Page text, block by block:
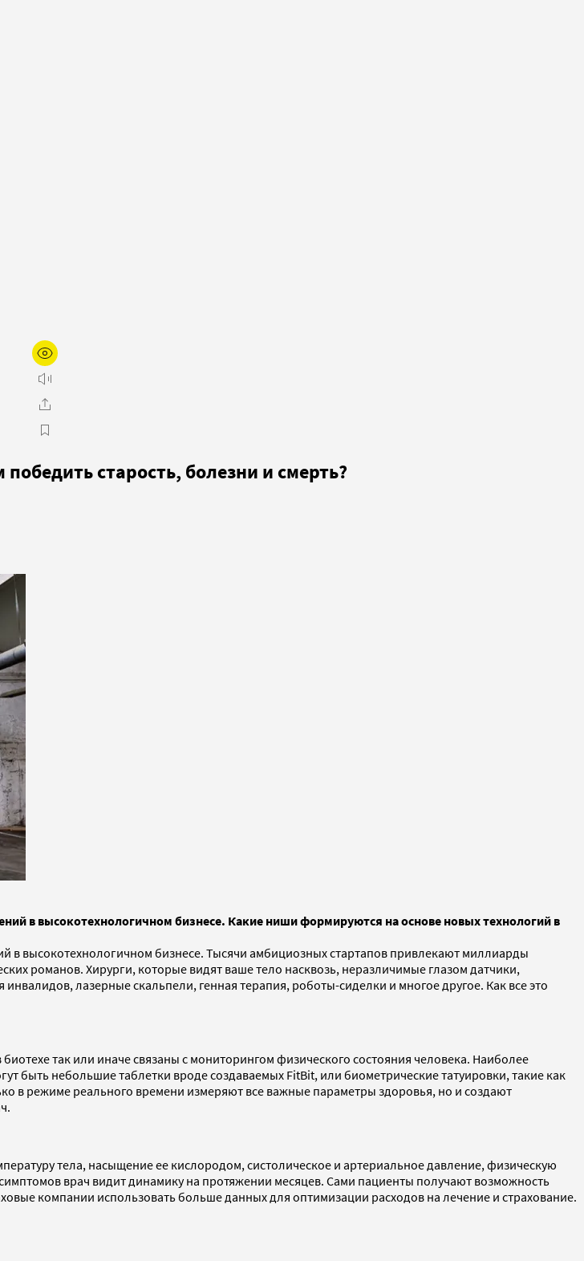
старость, болезни и смерть?
в высокотехнологичном бизнесе. Какие ниши формируются на основе новых технологий в
в высокотехнологичном бизнесе. Тысячи амбициозных стартапов привлекают миллиарды
романов. Хирурги, которые видят ваше тело насквозь, неразличимые глазом датчики,
лазерные скальпели, генная терапия, роботы-сиделки и многое другое. Как все это
так или иначе связаны с мониторингом физического состояния человека. Наиболее
быть небольшие таблетки вроде создаваемых FitBit, или биометрические татуировки, такие как
в режиме реального времени измеряют все важные параметры здоровья, но и создают
тела, насыщение ее кислородом, систолическое и артериальное давление, физическую
врач видит динамику на протяжении месяцев. Сами пациенты получают возможность
компании использовать больше данных для оптимизации расходов на лечение и страхование.